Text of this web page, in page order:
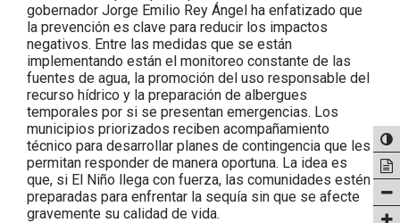
gobernador Jorge Emilio Rey Ángel ha enfatizado que
la prevención es clave para reducir los impactos
negativos. Entre las medidas que se están
implementando están el monitoreo constante de las
fuentes de agua, la promoción del uso responsable del
recurso hídrico y la preparación de albergues
temporales por si se presentan emergencias. Los
municipios priorizados reciben acompañamiento
técnico para desarrollar planes de contingencia que les
permitan responder de manera oportuna. La idea es
que, si El Niño llega con fuerza, las comunidades estén
preparadas para enfrentar la sequía sin que se afecte
gravemente su calidad de vida.